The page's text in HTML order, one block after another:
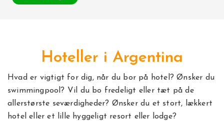
Hoteller i Argentina
Hvad er vigtigt for dig, når du bor på hotel? Ønsker du
swimmingpool? Vil du bo fredeligt eller tæt på de
allerstørste seværdigheder? Ønsker du et stort, lækkert
hotel eller et lille hyggeligt resort eller lodge?